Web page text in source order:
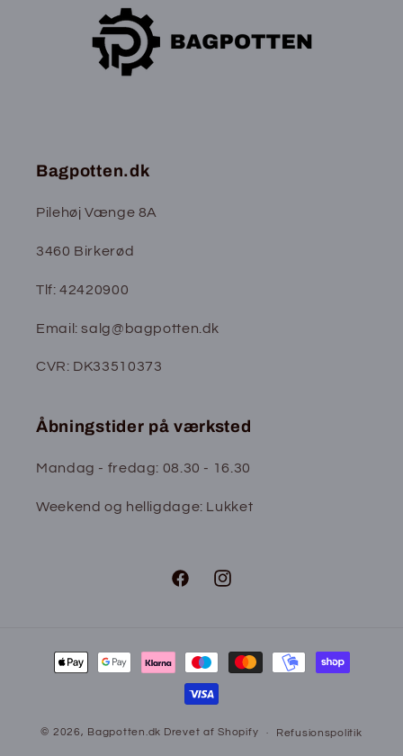
Bagpotten.dk
Pilehøj Vænge 8A
3460 Birkerød
Tlf: 42420900
Email: salg@bagpotten.dk
CVR: DK33510373
Åbningstider på værksted
Mandag - fredag: 08.30 - 16.30
Weekend og helligdage: Lukket
FacebookInstagram
Betalingsmetoder
© 2026, Bagpotten.dk Drevet af Shopify Refusionspolitik